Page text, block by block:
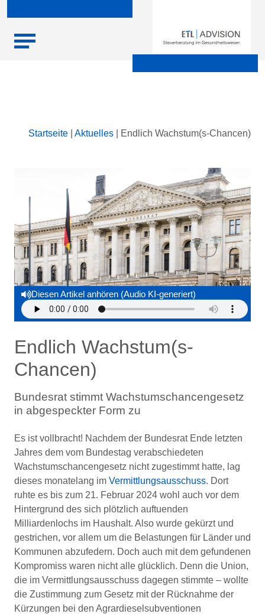
Startseite Aktuelles Endlich Wachstum(s-Chancen)
Diesen Artikel anhören (Audio KI-generiert)
Endlich Wachstum(s-
Chancen)
Bundesrat stimmt Wachstumschancengesetz
in abgespeckter Form zu
Es ist vollbracht! Nachdem der Bundesrat Ende letzten
Jahres dem vom Bundestag verabschiedeten
Wachstumschancengesetz nicht zugestimmt hatte, lag
dieses monatelang im Vermittlungsausschuss. Dort
ruhte es bis zum 21. Februar 2024 wohl auch vor dem
Hintergrund des sich plötzlich auftuenden
Milliardenlochs im Haushalt. Also wurde gekürzt und
gestrichen, vor allem um die Belastungen für Länder und
Kommunen abzufedern. Doch auch mit dem gefundenen
Kompromiss waren nicht alle glücklich. Denn die Union,
die im Vermittlungsausschuss dagegen stimmte – wollte
die Zustimmung zum Gesetz mit der Rücknahme der
Kürzungen bei den Agrardieselsubventionen